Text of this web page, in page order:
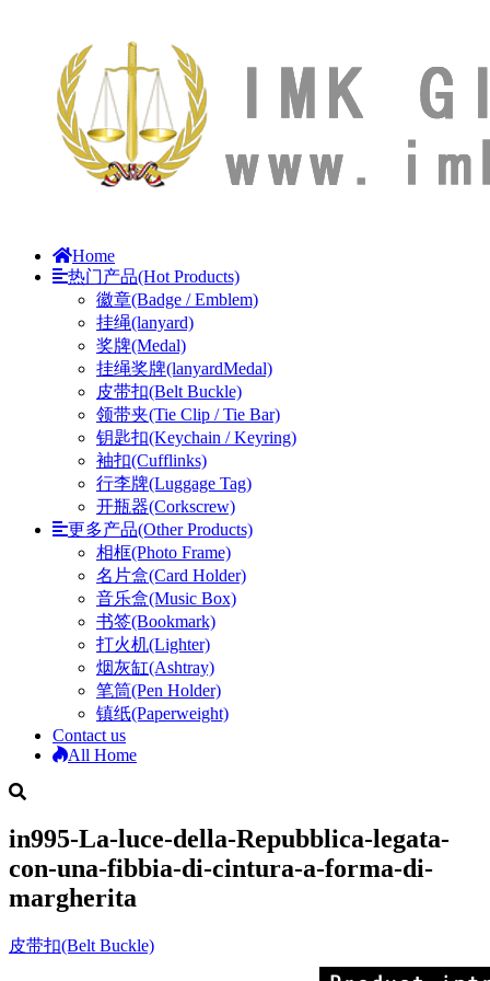
Home
热门产品(Hot Products)
徽章(Badge / Emblem)
挂绳(lanyard)
奖牌(Medal)
挂绳奖牌(lanyardMedal)
皮带扣(Belt Buckle)
领带夹(Tie Clip / Tie Bar)
钥匙扣(Keychain / Keyring)
袖扣(Cufflinks)
行李牌(Luggage Tag)
开瓶器(Corkscrew)
更多产品(Other Products)
相框(Photo Frame)
名片盒(Card Holder)
音乐盒(Music Box)
书签(Bookmark)
打火机(Lighter)
烟灰缸(Ashtray)
笔筒(Pen Holder)
镇纸(Paperweight)
Contact us
All Home
in995-La-luce-della-Repubblica-legata-
con-una-fibbia-di-cintura-a-forma-di-
margherita
皮带扣(Belt Buckle)